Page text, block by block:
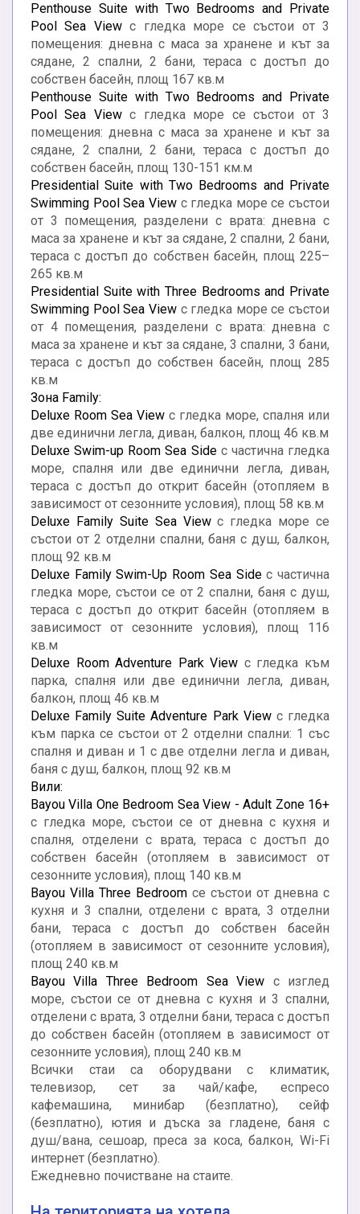
Penthouse Suite with Two Bedrooms and Private
Pool Sea Viewс гледка море се състои от 3
помещения: дневна с маса за хранене и кът за
сядане, 2 спални, 2 бани, тераса с достъп до
собствен басейн, площ 167 кв.м
Penthouse Suite with Two Bedrooms and Private
Pool Sea Viewс гледка море се състои от 3
помещения: дневна с маса за хранене и кът за
сядане, 2 спални, 2 бани, тераса с достъп до
собствен басейн, площ 130-151 км.м
Presidential Suite with Two Bedrooms and Private
Swimming Pool Sea Viewс гледка море се състои
от 3 помещения, разделени с врата: дневна с
маса за хранене и кът за сядане, 2 спални, 2 бани,
тераса с достъп до собствен басейн, площ 225–
265 кв.м
Presidential Suite with Three Bedrooms and Private
Swimming Pool Sea Viewс гледка море се състои
от 4 помещения, разделени с врата: дневна с
маса за хранене и кът за сядане, 3 спални, 3 бани,
тераса с достъп до собствен басейн, площ 285
кв.м
Зона Family:
Deluxe Room Sea View с гледка море, спалня или
две единични легла, диван, балкон, площ 46 кв.м
Deluxe Swim-up Room Sea Sideс частична гледка
море, спалня или две единични легла, диван,
тераса с достъп до открит басейн (отопляем в
зависимост от сезонните условия), площ 58 кв.м
Deluxe Family Suite Sea Viewс гледка море се
състои от 2 отделни спални, баня с душ, балкон,
площ 92 кв.м
Deluxe Family Swim-Up Room Sea Sideс частична
гледка море, състои се от 2 спални, баня с душ,
тераса с достъп до открит басейн (отопляем в
зависимост от сезонните условия), площ 116
кв.м
Deluxe Room Adventure Park View с гледка към
парка, спалня или две единични легла, диван,
балкон, площ 46 кв.м
Deluxe Family Suite Adventure Park Viewс гледка
към парка се състои от 2 отделни спални: 1 със
спалня и диван и 1 с две отделни легла и диван,
баня с душ, балкон, площ 92 кв.м
Вили:
Bayou Villa One Bedroom Sea View - Adult Zone 16+
с гледка море, състои се от дневна с кухня и
спалня, отделени с врата, тераса с достъп до
собствен басейн (отoпляем в зависимост от
сезонните условия), площ 140 кв.м
Bayou Villa Three Bedroom се състои от дневна с
кухня и 3 спални, отделени с врата, 3 отделни
бани, тераса с достъп до собствен басейн
(отoпляем в зависимост от сезонните условия),
площ 240 кв.м
Bayou Villa Three Bedroom Sea View с изглед
море, състои се от дневна с кухня и 3 спални,
отделени с врата, 3 отделни бани, тераса с достъп
до собствен басейн (отoпляем в зависимост от
сезонните условия), площ 240 кв.м
Всички стаи са оборудвани с климатик,
телевизор, сет за чай/кафе, еспресо
кафемашина, минибар (безплатно), сейф
(безплатно), ютия и дъска за гладене, баня с
душ/вана, сешоар, преса за коса, балкон, Wi-Fi
интернет (безплатно).
Ежедневно почистване на стаите.